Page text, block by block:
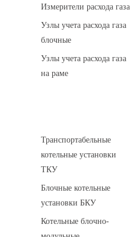
Измерители расхода газа
Узлы учета расхода газа
блочные
Узлы учета расхода газа
на раме
Транспортабельные
котельные установки
ТКУ
Блочные котельные
установки БКУ
Котельные блочно-